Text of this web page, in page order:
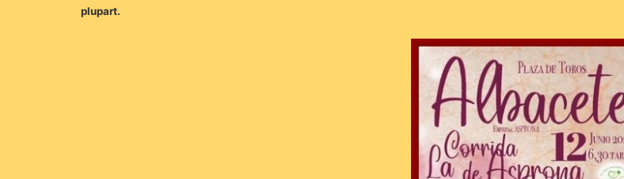
plupart.